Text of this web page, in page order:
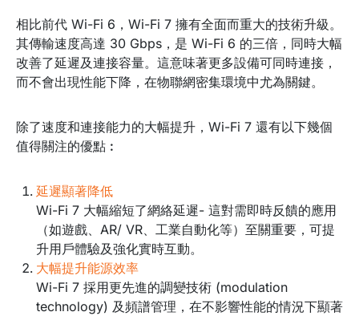
相比前代 Wi-Fi 6，Wi-Fi 7 擁有全面而重大的技術升級。
其傳輸速度高達 30 Gbps，是 Wi-Fi 6 的三倍，同時大幅
改善了延遲及連接容量。這意味著更多設備可同時連接，
而不會出現性能下降，在物聯網密集環境中尤為關鍵。
除了速度和連接能力的大幅提升，Wi-Fi 7 還有以下幾個
值得關注的優點︰
延遲顯著降低
Wi-Fi 7 大幅縮短了網絡延遲- 這對需即時反饋的應用
（如遊戲、AR/ VR、工業自動化等）至關重要，可提
升用戶體驗及強化實時互動。
大幅提升能源效率
Wi-Fi 7 採用更先進的調變技術 (modulation
technology) 及頻譜管理，在不影響性能的情況下顯著